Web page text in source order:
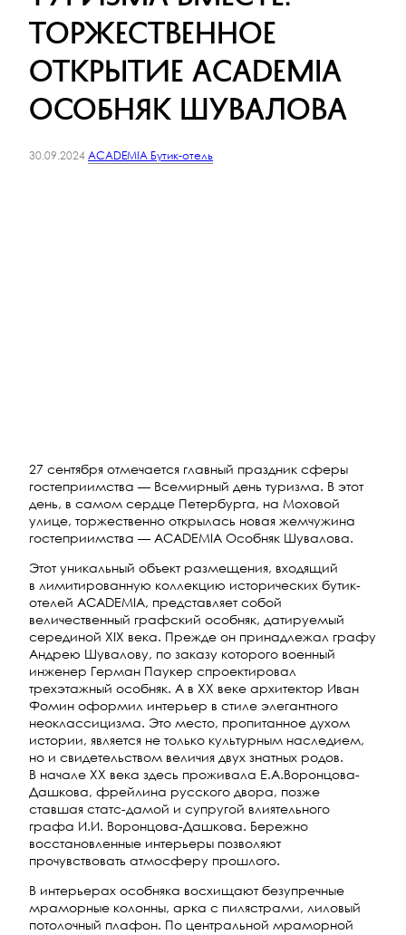
торжественное
открытие ACADEMIA
Особняк Шувалова
30.09.2024ACADEMIA Бутик-отель
27 сентября отмечается главный праздник сферы
гостеприимства — Всемирный день туризма. В этот
день, в самом сердце Петербурга, на Моховой
улице, торжественно открылась новая жемчужина
гостеприимства — ACADEMIA Особняк Шувалова.
Этот уникальный объект размещения, входящий
в лимитированную коллекцию исторических бутик-
отелей ACADEMIA, представляет собой
величественный графский особняк, датируемый
серединой XIX века. Прежде он принадлежал графу
Андрею Шувалову, по заказу которого военный
инженер Герман Паукер спроектировал
трехэтажный особняк. А в XX веке архитектор Иван
Фомин оформил интерьер в стиле элегантного
неоклассицизма. Это место, пропитанное духом
истории, является не только культурным наследием,
но и свидетельством величия двух знатных родов.
В начале XX века здесь проживала Е.А.Воронцова-
Дашкова, фрейлина русского двора, позже
ставшая статс-дамой и супругой влиятельного
графа И.И. Воронцова-Дашкова. Бережно
восстановленные интерьеры позволяют
прочувствовать атмосферу прошлого.
В интерьерах особняка восхищают безупречные
мраморные колонны, арка с пилястрами, лиловый
потолочный плафон. По центральной мраморной